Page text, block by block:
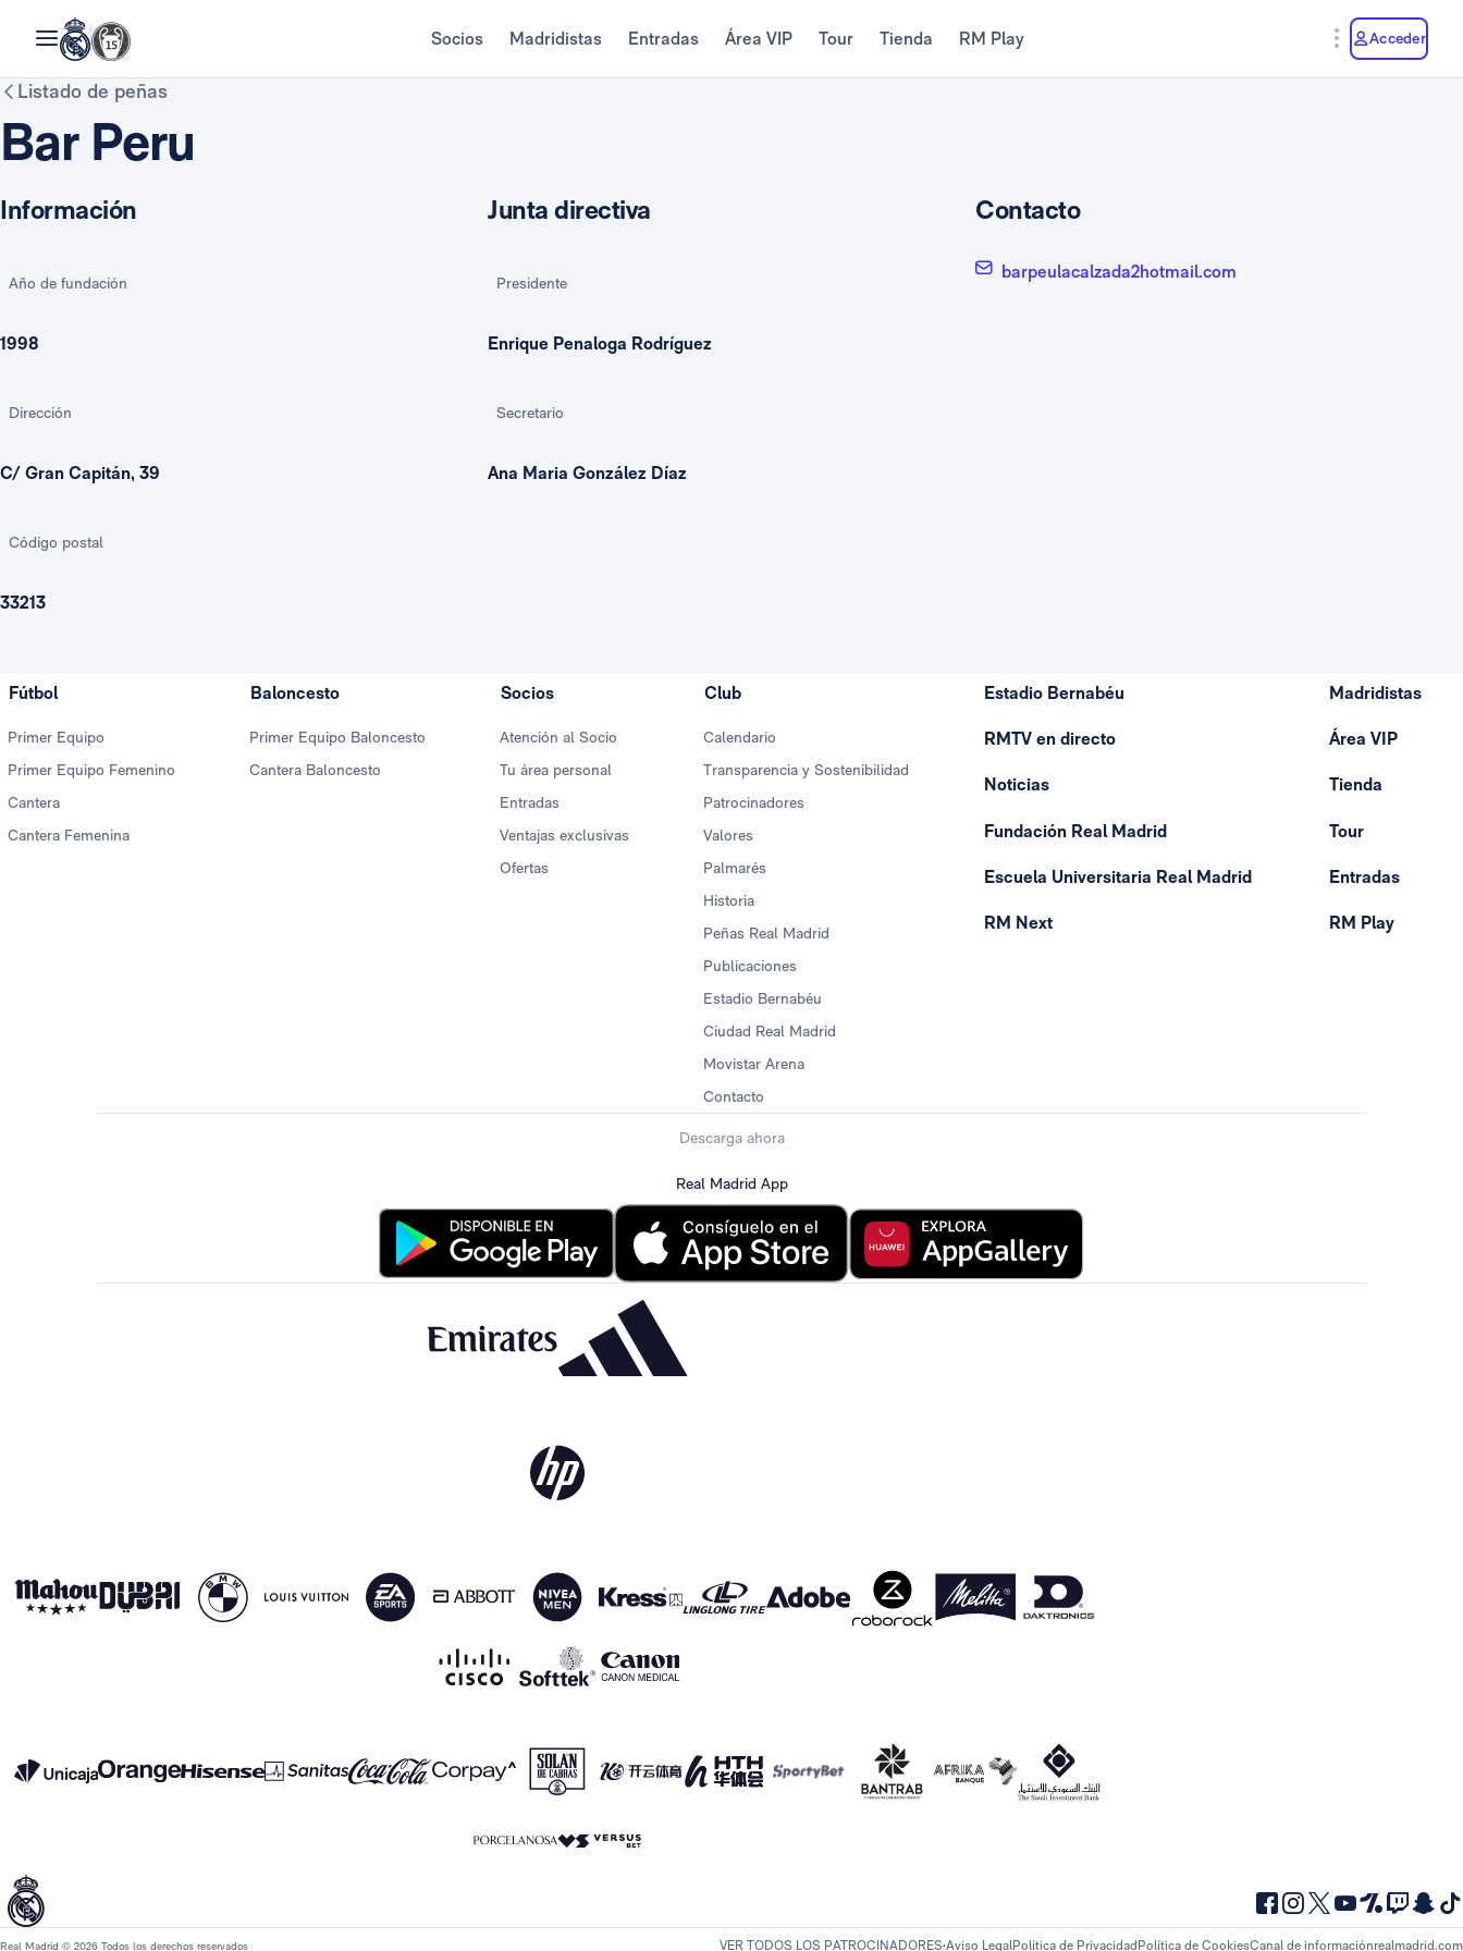
Socios Madridistas Entradas Área VIP Tour Tienda RM Play Acceder
Listado de peñas
Bar Peru
Información
Año de fundación
1998
Dirección
C/ Gran Capitán, 39
Código postal
33213
Junta directiva
Presidente
Enrique Penaloga Rodríguez
Secretario
Ana Maria González Díaz
Contacto
barpeulacalzada2hotmail.com
Fútbol
Primer Equipo
Primer Equipo Femenino
Cantera
Cantera Femenina
Baloncesto
Primer Equipo Baloncesto
Cantera Baloncesto
Socios
Atención al Socio
Tu área personal
Entradas
Ventajas exclusivas
Ofertas
Club
Calendario
Transparencia y Sostenibilidad
Patrocinadores
Valores
Palmarés
Historia
Peñas Real Madrid
Publicaciones
Estadio Bernabéu
Ciudad Real Madrid
Movistar Arena
Contacto
Estadio Bernabéu
RMTV en directo
Noticias
Fundación Real Madrid
Escuela Universitaria Real Madrid
RM Next
Madridistas
Área VIP
Tienda
Tour
Entradas
RM Play
Descarga ahora
Real Madrid App
Real Madrid © 2026 Todos los derechos reservados VER TODOS LOS PATROCINADORES Aviso LegalPolítica de Privacidad Política de CookiesCanal de informaciónrealmadrid.com